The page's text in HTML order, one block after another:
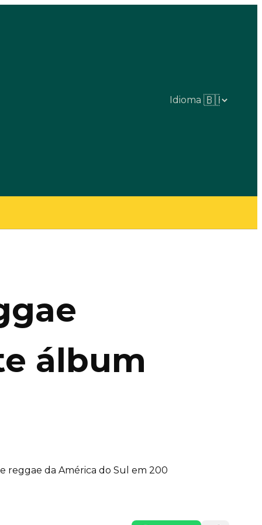
Idioma
álbum
reggae da América do Sul em 200